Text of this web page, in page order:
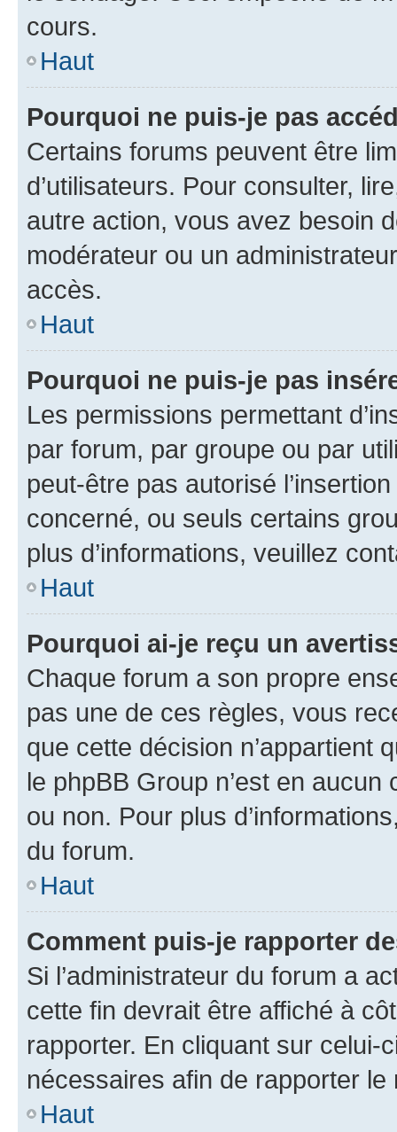
cours.
Haut
Pourquoi ne puis-je pas
Certains forums peuvent être
d’utilisateurs. Pour consulter,
autre action, vous avez besoin
modérateur ou un
accès.
Haut
Pourquoi ne puis-je pas
Les permissions permettant
par forum, par groupe ou par
peut-être pas autorisé
concerné, ou seuls certains
plus d’informations, veuillez
Haut
Pourquoi ai-je reçu un
Chaque forum a son propre
pas une de ces règles, vous
que cette décision n’appartient
le phpBB Group n’est en
ou non. Pour plus
du forum.
Haut
Comment puis-je rapporter
Si l’administrateur du forum a
cette fin devrait être affiché à
rapporter. En cliquant sur
nécessaires afin de rapporter le
Haut